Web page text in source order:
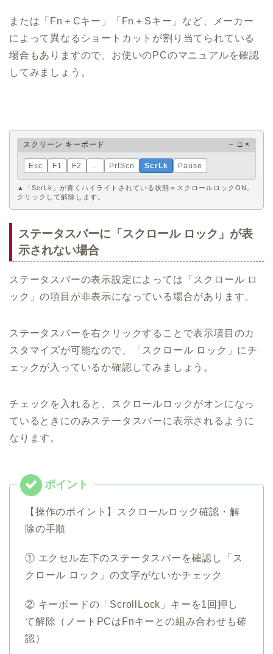
または「Fn＋Cキー」「Fn＋Sキー」など、メーカー
によって異なるショートカットが割り当てられている
場合もありますので、お使いのPCのマニュアルを確認
してみましょう。
スクリーン キーボード － □ ×
Esc F1 F2 PrtScn ScrLk Pause
▲「ScrLk」が青くハイライトされている状態＝スクロールロックON。
クリックして解除します。
ステータスバーに「スクロール ロック」が表
示されない場合
ステータスバーの表示設定によっては「スクロール ロ
ック」の項目が非表示になっている場合があります。
ステータスバーを右クリックすることで表示項目のカ
スタマイズが可能なので、「スクロール ロック」にチ
ェックが入っているか確認してみましょう。
チェックを入れると、スクロールロックがオンになっ
ているときにのみステータスバーに表示されるように
なります。
【操作のポイント】スクロールロック確認・解
除の手順
① エクセル左下のステータスバーを確認し「ス
クロール ロック」の文字がないかチェック
② キーボードの「ScrollLock」キーを1回押し
て解除（ノートPCはFnキーとの組み合わせも確
認）